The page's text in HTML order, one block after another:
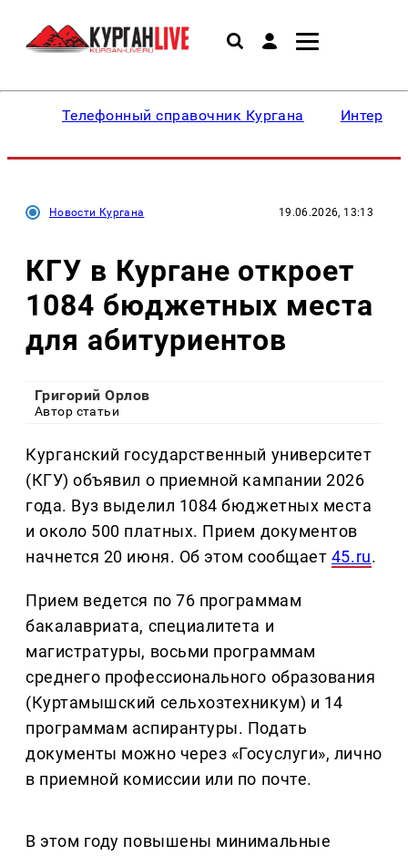
Телефонный справочник Кургана
Новости Кургана 19.06.2026, 13:13
КГУ в Кургане откроет
1084 бюджетных места
для абитуриентов
Григорий Орлов
Автор статьи
Курганский государственный университет
(КГУ) объявил о приемной кампании 2026
года. Вуз выделил 1084 бюджетных места
и около 500 платных. Прием документов
начнется 20 июня. Об этом сообщает 45.ru.
Прием ведется по 76 программам
бакалавриата, специалитета и
магистратуры, восьми программам
среднего профессионального образования
(Куртамышский сельхозтехникум) и 14
программам аспирантуры. Подать
документы можно через «Госуслуги», лично
в приемной комиссии или по почте.
В этом году повышены минимальные